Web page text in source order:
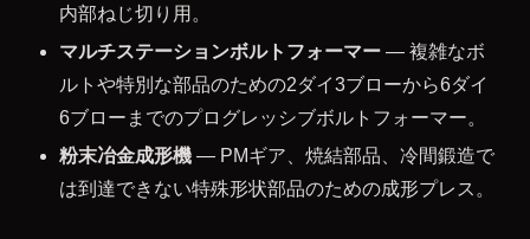
内部ねじ切り用。
マルチステーションボルトフォーマー — 複雑なボ
ルトや特別な部品のための2ダイ3ブローから6ダイ
6ブローまでのプログレッシブボルトフォーマー。
粉末冶金成形機 — PMギア、焼結部品、冷間鍛造で
は到達できない特殊形状部品のための成形プレス。